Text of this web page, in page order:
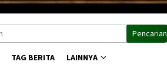
Pencarian
TAG BERITA LAINNYA